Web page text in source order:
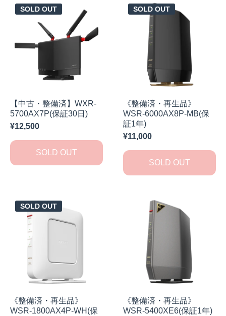
SOLD OUT
【中古・整備済】WXR-
5700AX7P(保証30日)
¥12,500
SOLD OUT
SOLD OUT
《整備済・再生品》
WSR-6000AX8P-MB(保
証1年)
¥11,000
SOLD OUT
SOLD OUT
《整備済・再生品》
WSR-1800AX4P-WH(保
《整備済・再生品》
WSR-5400XE6(保証1年)